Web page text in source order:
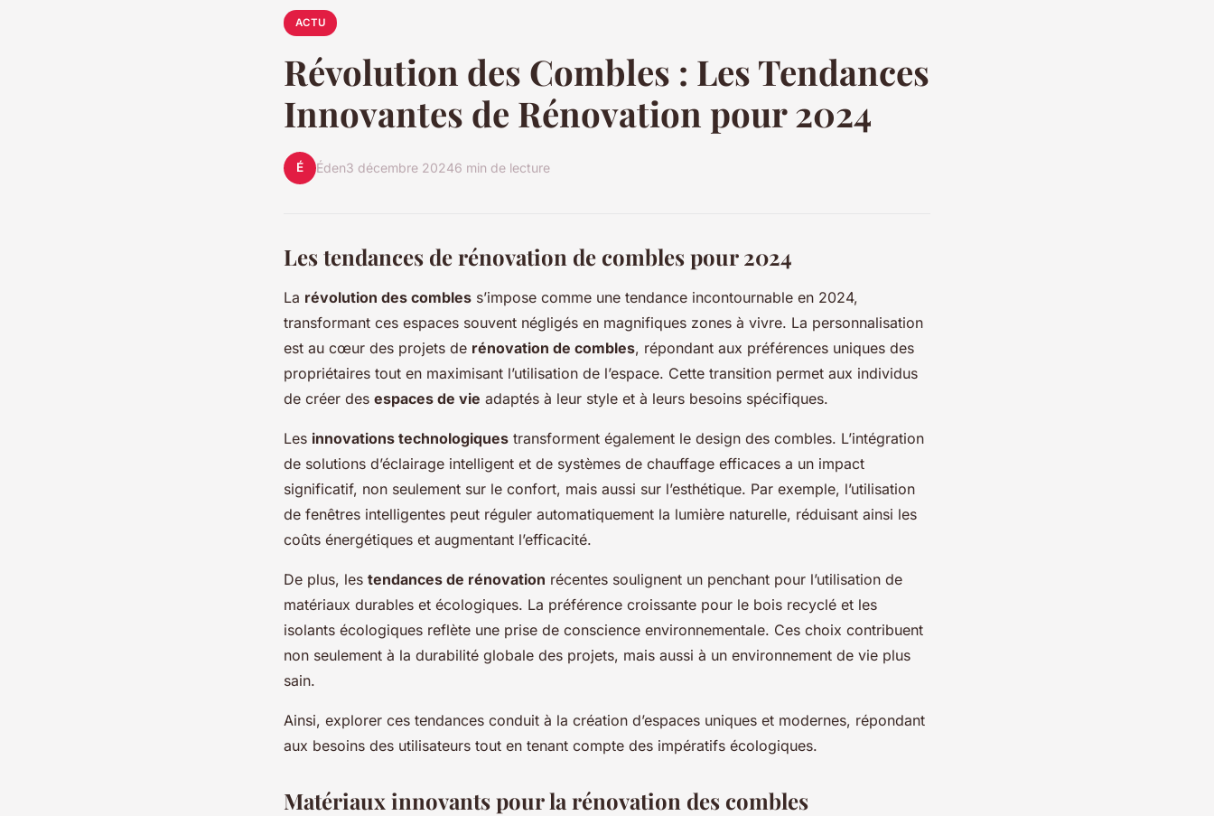
ACTU
Révolution des Combles : Les Tendances
Innovantes de Rénovation pour 2024
É Éden3 décembre 20246 min de lecture
Les tendances de rénovation de combles pour 2024
La révolution des combles s’impose comme une tendance incontournable en 2024,
transformant ces espaces souvent négligés en magnifiques zones à vivre. La personnalisation
est au cœur des projets de rénovation de combles, répondant aux préférences uniques des
propriétaires tout en maximisant l’utilisation de l’espace. Cette transition permet aux individus
de créer des espaces de vie adaptés à leur style et à leurs besoins spécifiques.
Les innovations technologiques transforment également le design des combles. L’intégration
de solutions d’éclairage intelligent et de systèmes de chauffage efficaces a un impact
significatif, non seulement sur le confort, mais aussi sur l’esthétique. Par exemple, l’utilisation
de fenêtres intelligentes peut réguler automatiquement la lumière naturelle, réduisant ainsi les
coûts énergétiques et augmentant l’efficacité.
De plus, les tendances de rénovation récentes soulignent un penchant pour l’utilisation de
matériaux durables et écologiques. La préférence croissante pour le bois recyclé et les
isolants écologiques reflète une prise de conscience environnementale. Ces choix contribuent
non seulement à la durabilité globale des projets, mais aussi à un environnement de vie plus
sain.
Ainsi, explorer ces tendances conduit à la création d’espaces uniques et modernes, répondant
aux besoins des utilisateurs tout en tenant compte des impératifs écologiques.
Matériaux innovants pour la rénovation des combles